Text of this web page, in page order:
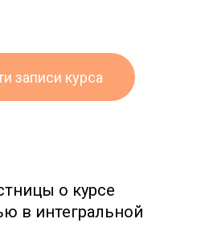
записи курса
о курсе
в интегральной